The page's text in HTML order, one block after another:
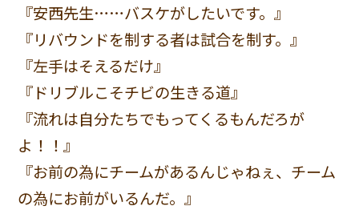
『安西先生……バスケがしたいです。』
『リバウンドを制する者は試合を制す。』
『左手はそえるだけ』
『ドリブルこそチビの生きる道』
『流れは自分たちでもってくるもんだろが
よ！！』
『お前の為にチームがあるんじゃねぇ、チーム
の為にお前がいるんだ。』